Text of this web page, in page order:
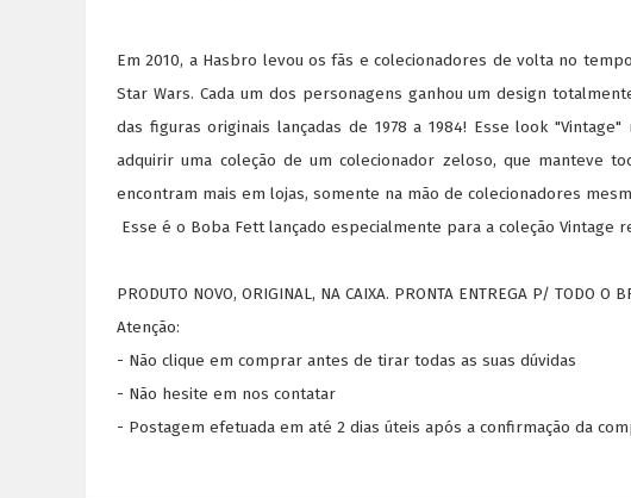
Em 2010, a Hasbro levou os fãs e colecionadores de volta no
Star Wars. Cada um dos personagens ganhou um design
das figuras originais lançadas de 1978 a 1984! Esse look
adquirir uma coleção de um colecionador zeloso, que manteve
encontram mais em lojas, somente na mão de colecionadores
Esse é o Boba Fett lançado especialmente para a coleção Vintage
PRODUTO NOVO, ORIGINAL, NA CAIXA. PRONTA ENTREGA P/ TODO O
Atenção:
- Não clique em comprar antes de tirar todas as suas dúvidas
- Não hesite em nos contatar
- Postagem efetuada em até 2 dias úteis após a confirmação da